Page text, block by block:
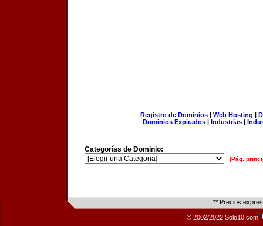
Registro de Dominios| Web Hosting |
Dominios Expirados | Industrias |
Categorías de Dominio:
[Pág.
** Precios
© 2002/2022 Solo10.com